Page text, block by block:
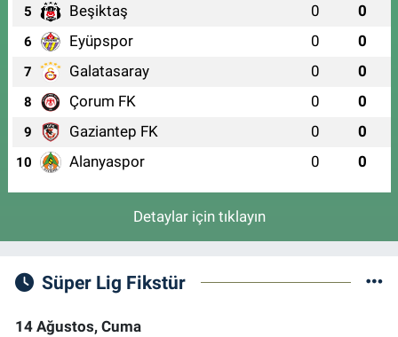
5 Beşiktaş 0 0
6 Eyüpspor 0 0
7 Galatasaray 0 0
8 Çorum FK 0 0
9 Gaziantep FK 0 0
10 Alanyaspor 0 0
Detaylar için tıklayın
Süper Lig Fikstür
14 Ağustos, Cuma